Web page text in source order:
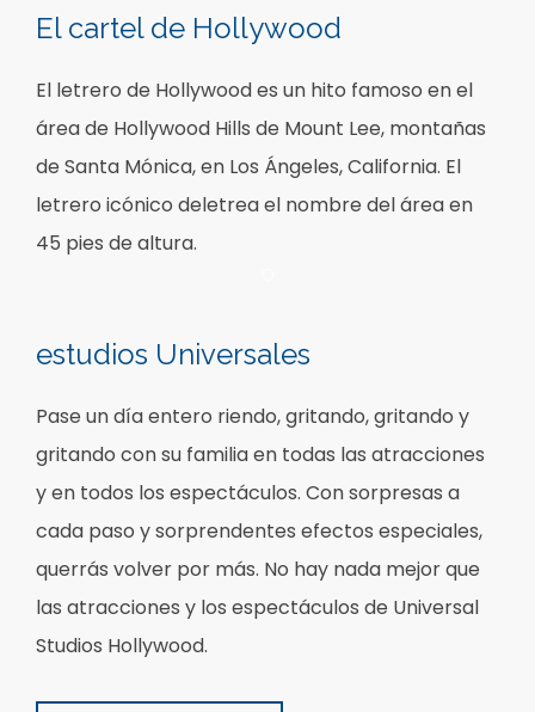
El cartel de Hollywood
El letrero de Hollywood es un hito famoso en el
área de Hollywood Hills de Mount Lee, montañas
de Santa Mónica, en Los Ángeles, California. El
letrero icónico deletrea el nombre del área en
45 pies de altura.
estudios Universales
Pase un día entero riendo, gritando, gritando y
gritando con su familia en todas las atracciones
y en todos los espectáculos. Con sorpresas a
cada paso y sorprendentes efectos especiales,
querrás volver por más. No hay nada mejor que
las atracciones y los espectáculos de Universal
Studios Hollywood.